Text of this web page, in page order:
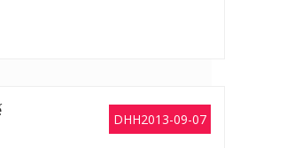
DHH2013-09-07